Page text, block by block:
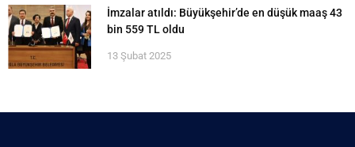
İmzalar atıldı: Büyükşehir’de en düşük maaş 43
bin 559 TL oldu
13 Şubat 2025